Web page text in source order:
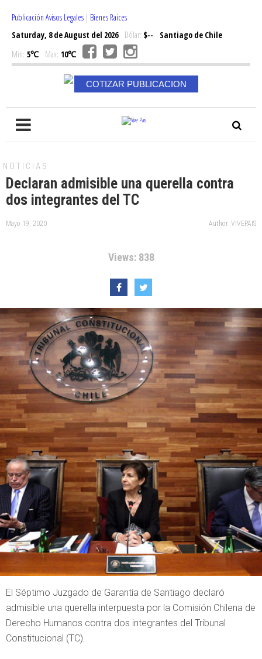
Publicación Avisos Legales | Bienes Raices
Saturday, 8 de August del 2026Dólar: $--
Santiago de Chile
Min: 5℃ Max: 10℃
COTIZAR PUBLICACION
NOTICIAS
Declaran admisible una querella contra
dos integrantes del TC
Mayo 19, 2020 Author: VIVEPAIS
Views: 838
El Séptimo Juzgado de Garantía de Santiago declaró
admisible una querella interpuesta por la Comisión Chilena de
Derecho Humanos contra dos integrantes del Tribunal
Constitucional (TC).